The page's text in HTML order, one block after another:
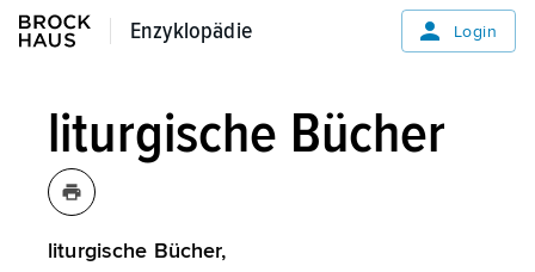
Enzyklopädie
Enzyklopädie Login
liturgische Bücher
liturgische Bücher,